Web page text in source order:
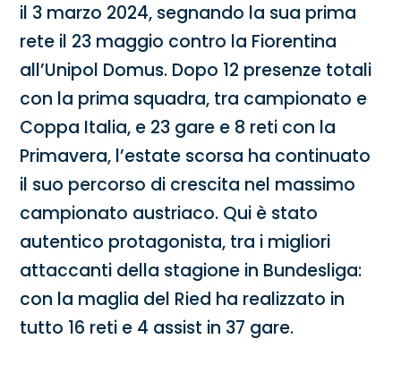
il 3 marzo 2024, segnando la sua prima
rete il 23 maggio contro la Fiorentina
all’Unipol Domus. Dopo 12 presenze totali
con la prima squadra, tra campionato e
Coppa Italia, e 23 gare e 8 reti con la
Primavera, l’estate scorsa ha continuato
il suo percorso di crescita nel massimo
campionato austriaco. Qui è stato
autentico protagonista, tra i migliori
attaccanti della stagione in Bundesliga:
con la maglia del Ried ha realizzato in
tutto 16 reti e 4 assist in 37 gare.